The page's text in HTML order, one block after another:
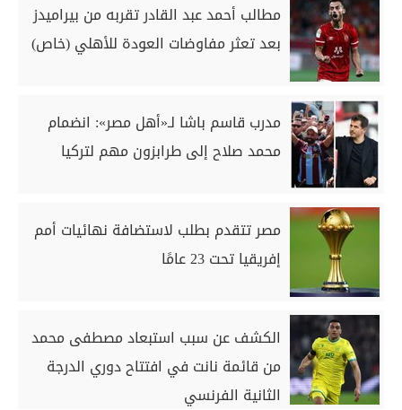
مطالب أحمد عبد القادر تقربه من بيراميدز
بعد تعثر مفاوضات العودة للأهلي (خاص)
مدرب قاسم باشا لـ«أهل مصر»: انضمام
محمد صلاح إلى طرابزون مهم لتركيا
مصر تتقدم بطلب لاستضافة نهائيات أمم
إفريقيا تحت 23 عامًا
الكشف عن سبب استبعاد مصطفى محمد
من قائمة نانت في افتتاح دوري الدرجة
الثانية الفرنسي